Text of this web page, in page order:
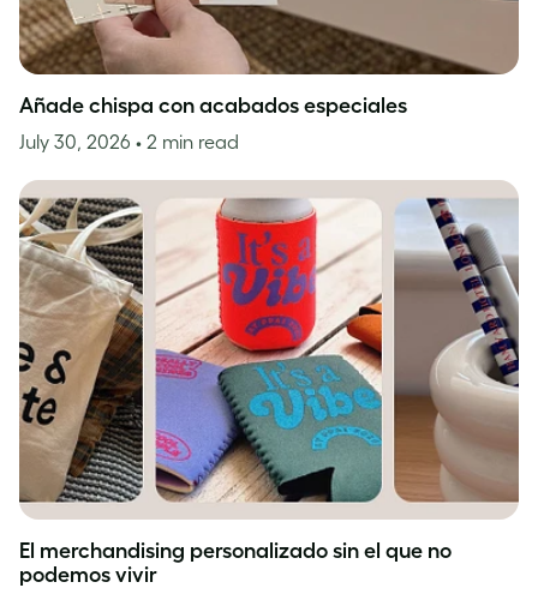
Añade chispa con acabados especiales
July 30, 2026 • 2 min read
El merchandising personalizado sin el que no
podemos vivir